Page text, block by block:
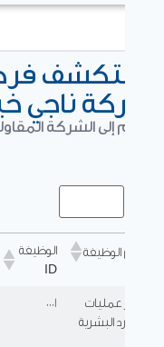
فرصك
ناجي
إلى الشركة المقاولة
الوظيفة
الموقع
البشرية
0001